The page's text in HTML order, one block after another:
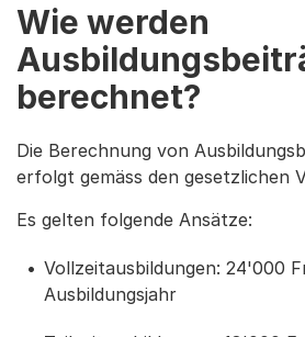
Wie werden
berechnet?
Die Berechnung von
erfolgt gemäss den gesetzlichen
Es gelten folgende Ansätze:
Vollzeitausbildungen: 24'000
Ausbildungsjahr